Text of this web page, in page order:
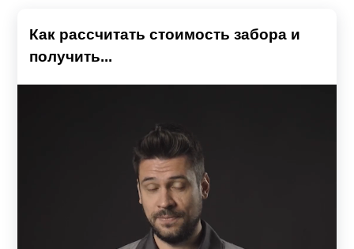
Как рассчитать стоимость забора и
получить...